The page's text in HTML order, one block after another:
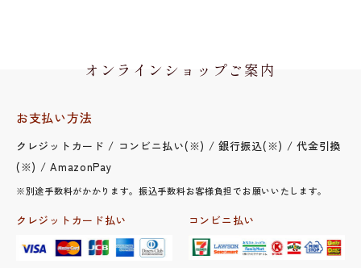
オンラインショップご案内
お支払い方法
クレジットカード / コンビニ払い(※) / 銀行振込(※) / 代金引換
(※) / AmazonPay
※別途手数料がかかります。振込手数料お客様負担でお願いいたします。
クレジットカード払い コンビニ払い